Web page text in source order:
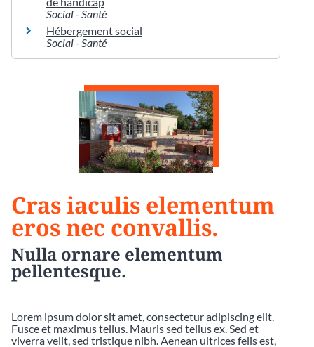
Social - Santé
Hébergement social
Social - Santé
Cras iaculis elementum
eros nec convallis.
Nulla ornare elementum
pellentesque.
Lorem ipsum dolor sit amet, consectetur adipiscing elit.
Fusce et maximus tellus. Mauris sed tellus ex. Sed et
viverra velit, sed tristique nibh. Aenean ultrices felis est,